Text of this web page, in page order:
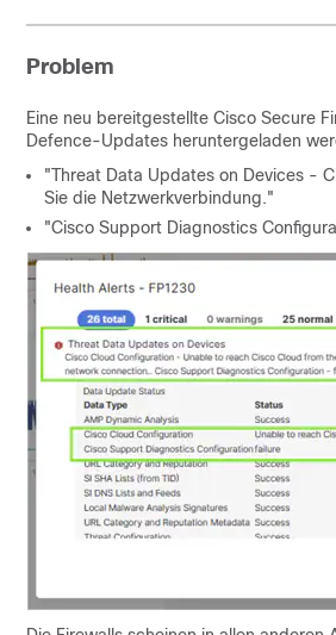
Problem
Eine neu bereitgestellte Cisco Secure
Defence-Updates heruntergeladen
"Threat Data Updates on Devices -
Sie die Netzwerkverbindung."
"Cisco Support Diagnostics